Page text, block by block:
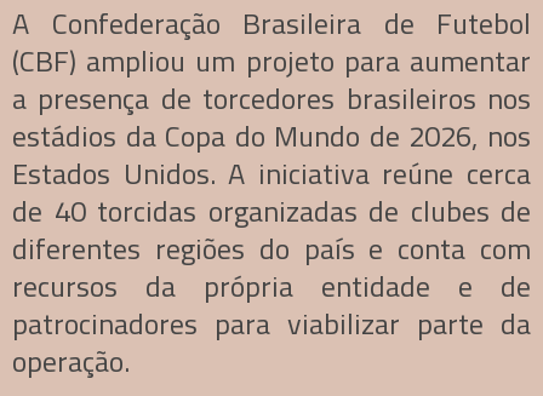
A Confederação Brasileira de Futebol
(CBF) ampliou um projeto para aumentar
a presença de torcedores brasileiros nos
estádios da Copa do Mundo de 2026, nos
Estados Unidos. A iniciativa reúne cerca
de 40 torcidas organizadas de clubes de
diferentes regiões do país e conta com
recursos da própria entidade e de
patrocinadores para viabilizar parte da
operação.